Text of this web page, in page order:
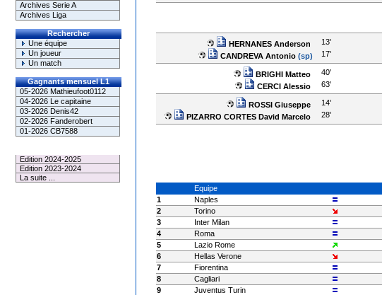
Archives Serie A
Archives Liga
Rechercher
Une équipe
Un joueur
Un match
Gagnants mensuel L1
05-2026 Mathieufoot0112
04-2026 Le capitaine
03-2026 Denis42
02-2026 Fanderobert
01-2026 CB7588
Edition 2024-2025
Edition 2023-2024
La suite ...
HERNANES Anderson
13'
CANDREVA Antonio (sp) 17'
BRIGHI Matteo
40'
CERCI Alessio
63'
ROSSI Giuseppe
14'
PIZARRO CORTES David Marcelo
28'
Equipe
1
Naples
2
Torino
3
Inter Milan
4
Roma
5
Lazio Rome
6
Hellas Verone
7
Fiorentina
8
Cagliari
9
Juventus Turin